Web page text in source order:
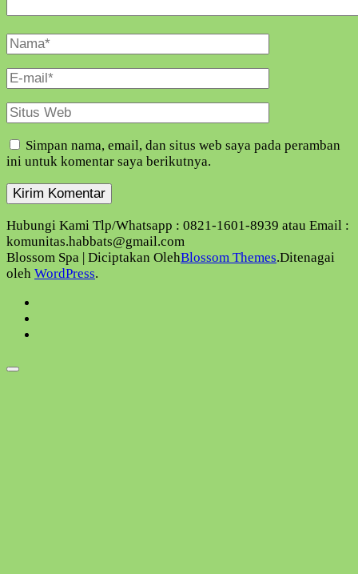
Nama
Lengkap
E-
Mail
Situs
Web
Simpan nama, email, dan situs web saya pada peramban
ini untuk komentar saya berikutnya.
Hubungi Kami Tlp/Whatsapp : 0821-1601-8939 atau Email :
komunitas.habbats@gmail.com
Blossom Spa | Diciptakan OlehBlossom Themes.Ditenagai
oleh WordPress.